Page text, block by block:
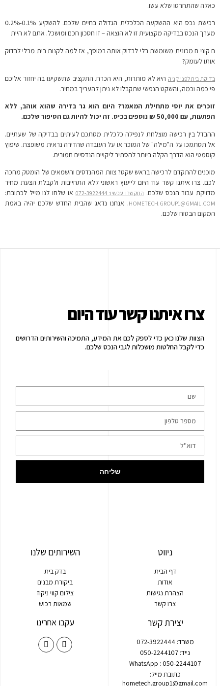
כאלה שהתחרטו שלא עשו.
רכישת נכס היא ההשקעה הכלכלית הגדולה בחיים שלכם. להשקיע 0.1%-0.2%
מערך הנכס בבדיקה מקצועית זו לא הוצאה – זו חסכון חכם ומושכל. אתם לא היית
ם קוני ם מכונית משומשת בלי לבדוק אותה במוסך, אז למה לקנות בית מבלי לבדוק
אותו לעומק?
בדיקת בית לפני קניה היא לא מותרות, היא הכרח. התקציב שתשקיעו בה יחזור אליכם
פי כמה וכמה, והשקט הנפשי שתקבלו לא ניתן להעריך במחיר.
זוכרים את יוסי מתחילת המאמר? היום הוא גר בדירה שהוא אוהב, ללא
הפתעות, עם 50,000 ₪ נוספים בכיס. זה יכול להיות גם הסיפור שלכם.
ההבדל בין רכישה מוצלחת לנפילה כלכלית מסתכם לעיתים בבדיקה של שעתיים.
אל תסתמכו על ה"מילה" של המוכר או על העובדה שהדירה נראית משופצת. שיפוץ
קוסמטי הוא הדרך הקלה ביותר להסתיר ליקויים הנדסיים חמורים.
מוכנים להתקדם לרכישה בראש שקט? צוות המהנדסים והשמאים של הומטק מחכה
לכם. צרו איתנו קשר עוד היום לייעוץ ראשוני ללא התחייבות ולקבלת הצעת מחיר
מדויקת עבור הנכס שלכם. התקשרו עכשיו: 072-3922444 או שלחו לנו מייל לכתובת:
HOMETECH.GROUP1@GMAIL.COM. אנחנו נדאג שהבית החדש שלכם יהיה באמת
המקום הבטוח שלכם.
צרו איתנו קשר עוד היום
הצוות שלנו כאן כדי לספק לכם את המידע, התמיכה והשירותים הדרושים
כדי לקבל החלטות מושכלות לגבי הנכס שלכם.
שליחה
ניווט
דף הבית
אודות
הצהרת נגישות
צרו קשר
השירותים שלנו
בדק בית
ביקורת מבנים
צילום קווי ניקוז
שמאות רכוש
יצירת קשר
משרד: 072-3922444
נייד: 050-2244107
WhatsApp : 050-2244107
כתובת מייל:
hometech.group1@gmail.com
עקבו אחרינו